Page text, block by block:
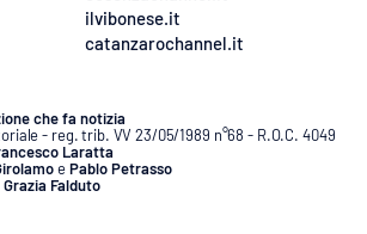
ilvibonese.it
catanzarochannel.it
che fa notizia
- reg. trib. VV 23/05/1989 n°68 - R.O.C. 4049
Laratta
ePablo Petrasso
Grazia Falduto